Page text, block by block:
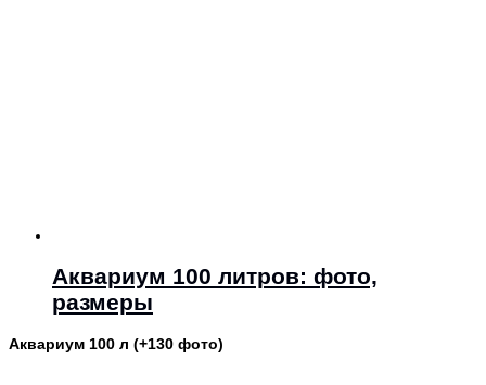
Аквариум 100 литров: фото,
размеры
Аквариум 100 л (+130 фото)